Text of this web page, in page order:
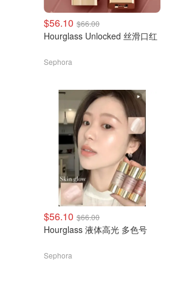
$56.10 $66.00
Hourglass Unlocked 丝滑口红
Sephora
$56.10 $66.00
Hourglass 液体高光 多色号
Sephora